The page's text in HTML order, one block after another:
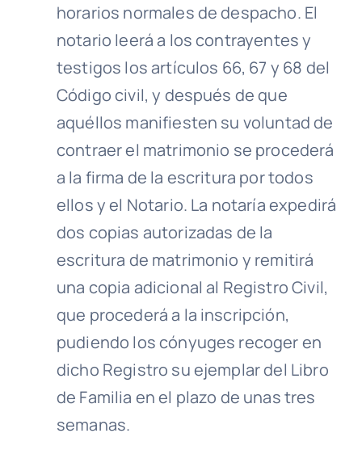
horarios normales de despacho. El
notario leerá a los contrayentes y
testigos los artículos 66, 67 y 68 del
Código civil, y después de que
aquéllos manifiesten su voluntad de
contraer el matrimonio se procederá
a la firma de la escritura por todos
ellos y el Notario. La notaría expedirá
dos copias autorizadas de la
escritura de matrimonio y remitirá
una copia adicional al Registro Civil,
que procederá a la inscripción,
pudiendo los cónyuges recoger en
dicho Registro su ejemplar del Libro
de Familia en el plazo de unas tres
semanas.